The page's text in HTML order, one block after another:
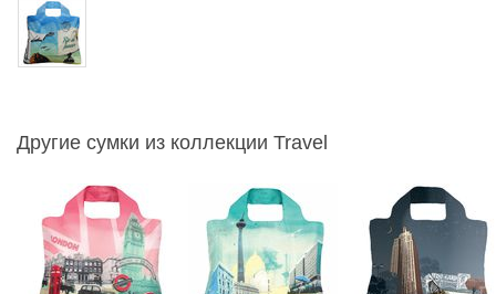
Другие сумки из коллекции Travel